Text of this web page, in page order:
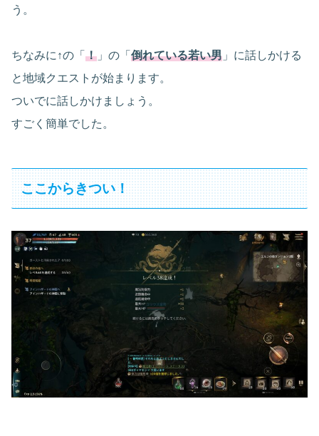
う。
ちなみに↑の「 ！ 」の「 倒れている若い男 」に話しかける
と地域クエストが始まります。
ついでに話しかけましょう。
すごく簡単でした。
ここからきつい！